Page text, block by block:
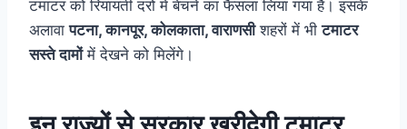
टमाटरको रियायती दरों में बेचने का फैसला लिया गया है। इसके
अलावापटना, कानपूर, कोलकाता, वाराणसीशहरों में भीटमाटर
सस्ते दामोंमें देखने को मिलेंगे।